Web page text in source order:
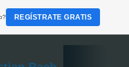
REGÍSTRATE GRATIS